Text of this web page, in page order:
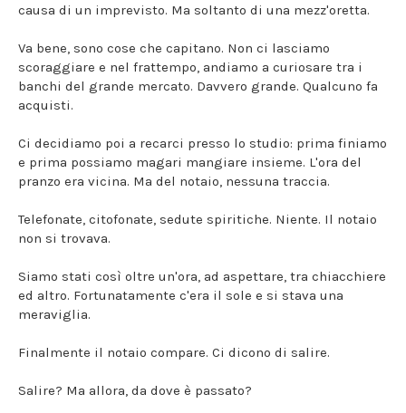
causa di un imprevisto. Ma soltanto di una mezz'oretta.
Va bene, sono cose che capitano. Non ci lasciamo
scoraggiare e nel frattempo, andiamo a curiosare tra i
banchi del grande mercato. Davvero grande. Qualcuno fa
acquisti.
Ci decidiamo poi a recarci presso lo studio: prima finiamo
e prima possiamo magari mangiare insieme. L'ora del
pranzo era vicina. Ma del notaio, nessuna traccia.
Telefonate, citofonate, sedute spiritiche. Niente. Il notaio
non si trovava.
Siamo stati così oltre un'ora, ad aspettare, tra chiacchiere
ed altro. Fortunatamente c'era il sole e si stava una
meraviglia.
Finalmente il notaio compare. Ci dicono di salire.
Salire? Ma allora, da dove è passato?